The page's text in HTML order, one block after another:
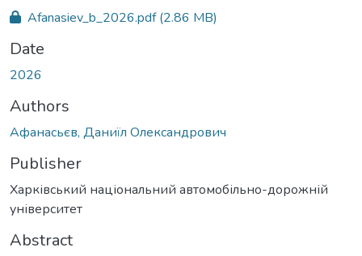
Afanasiev_b_2026.pdf(2.86 MB)
Date
2026
Authors
Афанасьєв, Даниїл Олександрович
Publisher
Харківський національний автомобільно-дорожній
університет
Abstract